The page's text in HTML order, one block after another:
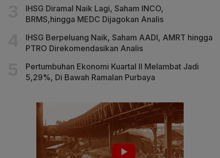
IHSG Diramal Naik Lagi, Saham INCO,
BRMS,hingga MEDC Dijagokan Analis
IHSG Berpeluang Naik, Saham AADI, AMRT hingga
PTRO Direkomendasikan Analis
Pertumbuhan Ekonomi Kuartal II Melambat Jadi
5,29%, Di Bawah Ramalan Purbaya